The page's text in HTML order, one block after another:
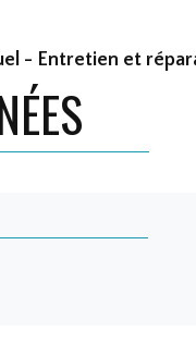
- Entretien et